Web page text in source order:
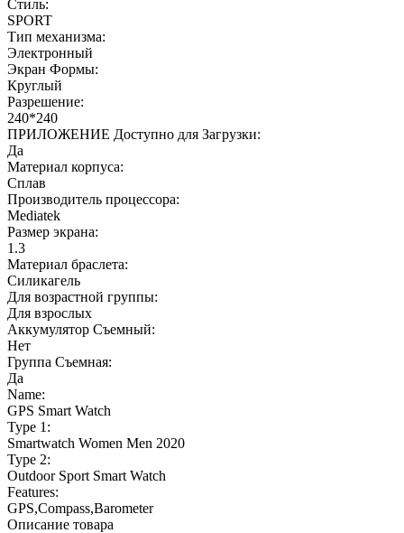
Стиль:
SPORT
Тип механизма:
Электронный
Экран Формы:
Круглый
Разрешение:
240*240
ПРИЛОЖЕНИЕ Доступно для Загрузки:
Да
Материал корпуса:
Сплав
Производитель процессора:
Mediatek
Размер экрана:
1.3
Материал браслета:
Силикагель
Для возрастной группы:
Для взрослых
Аккумулятор Съемный:
Нет
Группа Съемная:
Да
Name:
GPS Smart Watch
Type 1:
Smartwatch Women Men 2020
Type 2:
Outdoor Sport Smart Watch
Features:
GPS,Compass,Barometer
Описание товара